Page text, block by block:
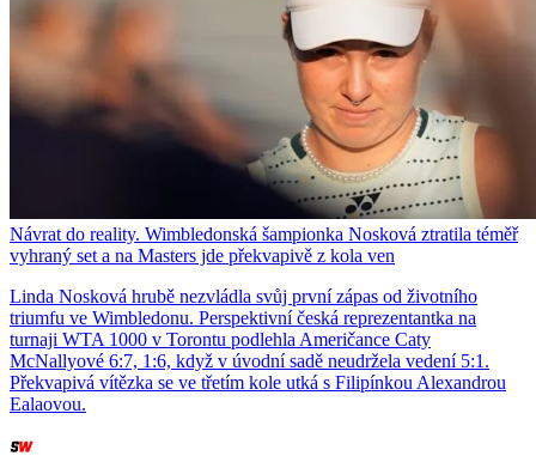
Návrat do reality. Wimbledonská šampionka Nosková ztratila téměř
vyhraný set a na Masters jde překvapivě z kola ven
Linda Nosková hrubě nezvládla svůj první zápas od životního
triumfu ve Wimbledonu. Perspektivní česká reprezentantka na
turnaji WTA 1000 v Torontu podlehla Američance Caty
McNallyové 6:7, 1:6, když v úvodní sadě neudržela vedení 5:1.
Překvapivá vítězka se ve třetím kole utká s Filipínkou Alexandrou
Ealaovou.